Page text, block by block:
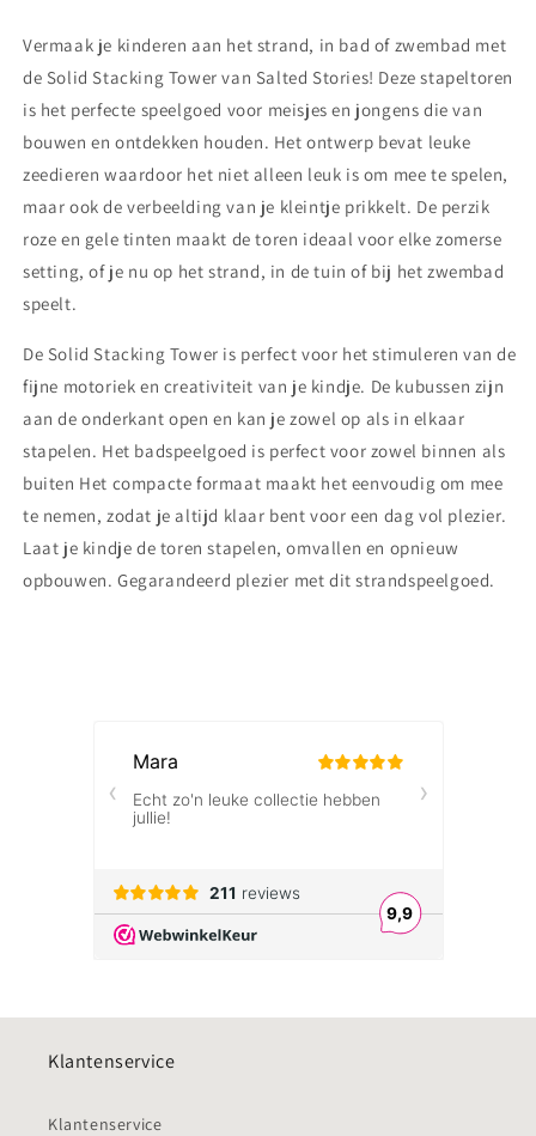
Vermaak je kinderen aan het strand, in bad of zwembad met
de Solid Stacking Tower van Salted Stories! Deze stapeltoren
is het perfecte speelgoed voor meisjes en jongens die van
bouwen en ontdekken houden. Het ontwerp bevat leuke
zeedieren waardoor het niet alleen leuk is om mee te spelen,
maar ook de verbeelding van je kleintje prikkelt. De perzik
roze en gele tinten maakt de toren ideaal voor elke zomerse
setting, of je nu op het strand, in de tuin of bij het zwembad
speelt.
De Solid Stacking Tower is perfect voor het stimuleren van de
fijne motoriek en creativiteit van je kindje. De kubussen zijn
aan de onderkant open en kan je zowel op als in elkaar
stapelen. Het badspeelgoed is perfect voor zowel binnen als
buiten Het compacte formaat maakt het eenvoudig om mee
te nemen, zodat je altijd klaar bent voor een dag vol plezier.
Laat je kindje de toren stapelen, omvallen en opnieuw
opbouwen. Gegarandeerd plezier met dit strandspeelgoed.
Klantenservice
Klantenservice